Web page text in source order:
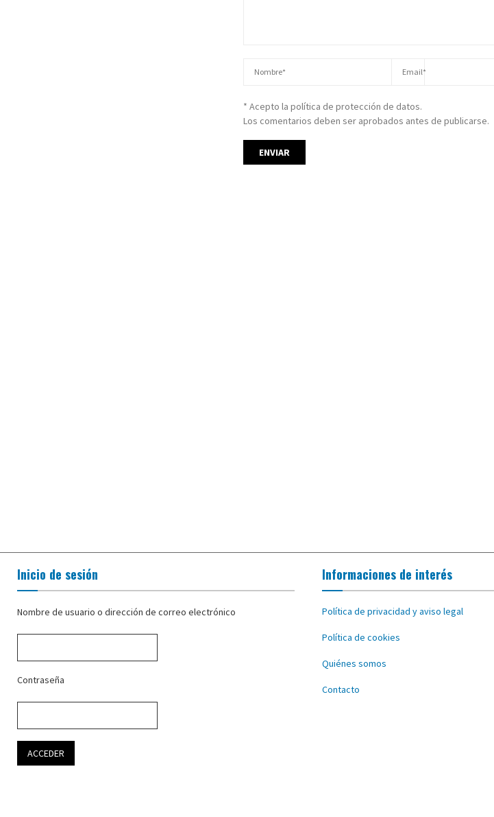
* Acepto la política de protección de datos.
Los comentarios deben ser aprobados antes de publicarse.
Inicio de sesión
Nombre de usuario o dirección de correo electrónico
Contraseña
Informaciones de interés
Política de privacidad y aviso legal
Política de cookies
Quiénes somos
Contacto